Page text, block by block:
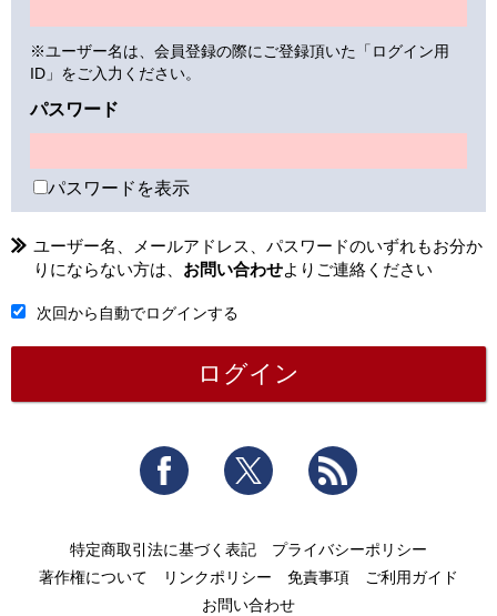
※ユーザー名は、会員登録の際にご登録頂いた「ログイン用
ID」をご入力ください。
パスワード
パスワードを表示
ユーザー名、メールアドレス、パスワードのいずれもお分か
りにならない方は、 お問い合わせよりご連絡ください
次回から自動でログインする
Facebook Twitter
特定商取引法に基づく表記
プライバシーポリシー
著作権について
リンクポリシー 免責事項
ご利用ガイド
お問い合わせ